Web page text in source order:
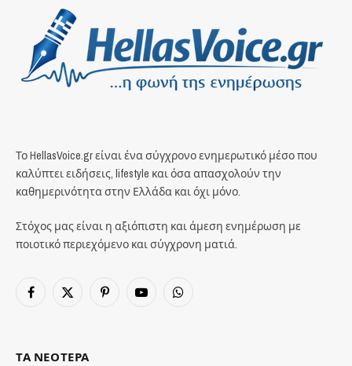
Το HellasVoice.gr είναι ένα σύγχρονο ενημερωτικό μέσο που
καλύπτει ειδήσεις, lifestyle και όσα απασχολούν την
καθημερινότητα στην Ελλάδα και όχι μόνο.
Στόχος μας είναι η αξιόπιστη και άμεση ενημέρωση με
ποιοτικό περιεχόμενο και σύγχρονη ματιά.
Facebook
X
PinterestYouTubeWhatsApp
ΤΑ ΝΕΟΤΕΡΑ